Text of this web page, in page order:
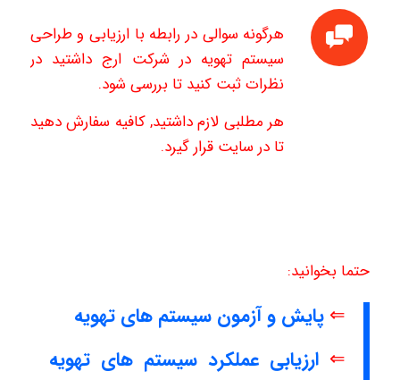
هرگونه سوالی در رابطه با ارزیابی و طراحی
سیستم تهویه در شرکت ارج داشتید در
نظرات ثبت کنید تا بررسی شود.
هر مطلبی لازم داشتید, کافیه سفارش دهید
تا در سایت قرار گیرد.
حتما بخوانید:
⇐ پایش و آزمون سیستم های تهویه
⇐ ارزیابی عملکرد سیستم های تهویه